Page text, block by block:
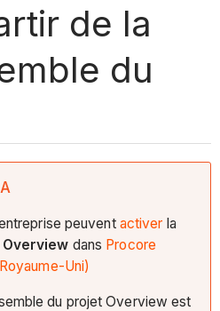
de la
du
peuvent activer la
dans Procore
Royaume-Uni)
du projet Overview est